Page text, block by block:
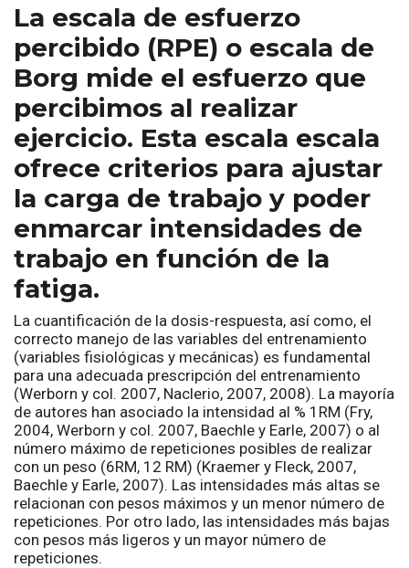
La escala de esfuerzo
percibido (RPE) o escala de
Borg mide el esfuerzo que
percibimos al realizar
ejercicio. Esta escala escala
ofrece criterios para ajustar
la carga de trabajo y poder
enmarcar intensidades de
trabajo en función de la
fatiga.
La cuantificación de la dosis-respuesta, así como, el
correcto manejo de las variables del entrenamiento
(variables fisiológicas y mecánicas) es fundamental
para una adecuada prescripción del entrenamiento
(Werborn y col. 2007, Naclerio, 2007, 2008). La mayoría
de autores han asociado la intensidad al % 1RM (Fry,
2004, Werborn y col. 2007, Baechle y Earle, 2007) o al
número máximo de repeticiones posibles de realizar
con un peso (6RM, 12 RM) (Kraemer y Fleck, 2007,
Baechle y Earle, 2007). Las intensidades más altas se
relacionan con pesos máximos y un menor número de
repeticiones. Por otro lado, las intensidades más bajas
con pesos más ligeros y un mayor número de
repeticiones.